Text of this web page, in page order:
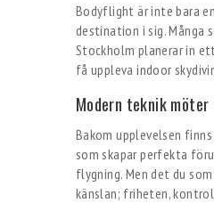
Bodyflight är inte bara
destination i sig. Många
Stockholm planerar in
få uppleva indoor
Modern teknik möter
Bakom upplevelsen
som skapar perfekta
flygning. Men det du
känslan; friheten,